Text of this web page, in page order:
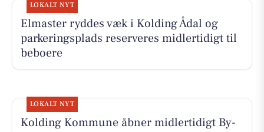
LOKALT NYT
Elmaster ryddes væk i Kolding Ådal og
parkeringsplads reserveres midlertidigt til
beboere
LOKALT NYT
Kolding Kommune åbner midlertidigt By-